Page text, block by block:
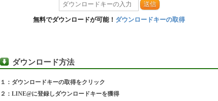
送信
無料でダウンロードが可能！ ダウンロードキーの取得
ダウンロード方法
１：ダウンロードキーの取得をクリック
２：LINE@に登録しダウンロードキーを獲得